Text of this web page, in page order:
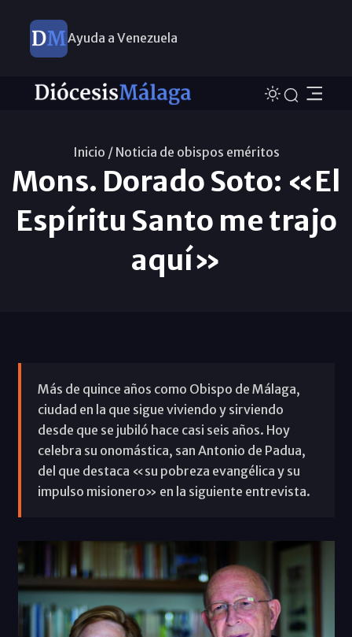
Ayuda a Venezuela
Inicio / Noticia de obispos eméritos
Mons. Dorado Soto: «El
Espíritu Santo me trajo
aquí»
Más de quince años como Obispo de Málaga,
ciudad en la que sigue viviendo y sirviendo
desde que se jubiló hace casi seis años. Hoy
celebra su onomástica, san Antonio de Padua,
del que destaca «su pobreza evangélica y su
impulso misionero» en la siguiente entrevista.